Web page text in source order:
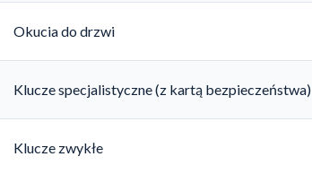
Okucia do drzwi
Klucze specjalistyczne (z kartą bezpieczeństwa)
Klucze zwykłe